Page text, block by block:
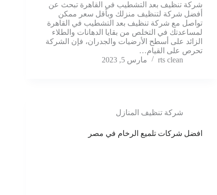
شركة تنظيف بعد التشطيب في القاهرة تبحث عن
أفضل شركة لتنظيف منزلك وبأقل سعر ممكن
تواصل مع شركة تنظيف بعد التشطيب في القاهرة
لمساعدتك في التخلص من بقايا الدهانات والطلاء
الزائد على أسطح الأرضيات والجدران، فإن الشركة
تحرص على القيام…
rts clean
مارس 5, 2023
شركة تنظيف المنازل
افضل شركات تلميع الرخام في مصر